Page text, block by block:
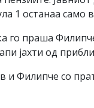
1 останаа само
го праша
јахти од
Филипче со